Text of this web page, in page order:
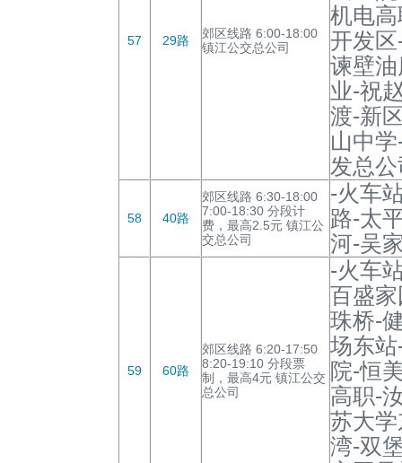
57 29路
郊区线路 6:00-18:00
镇江公交总公司
机电
开发
谏壁
业-祝
渡-新
山中
发总
58 40路
郊区线路 6:30-18:00
7:00-18:30 分段计
费，最高2.5元 镇江公
交总公司
-火车
路-太
河-吴
59 60路
郊区线路 6:20-17:50
8:20-19:10 分段票
制，最高4元 镇江公交
总公司
-火车
百盛
珠桥-
场东
院-恒
高职-
苏大
湾-双